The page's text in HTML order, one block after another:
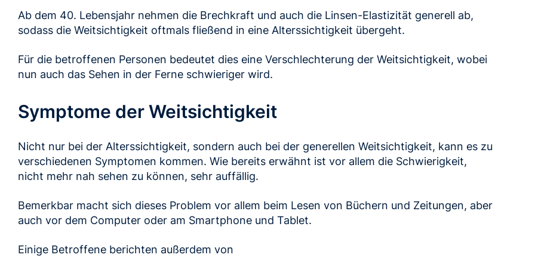
Ab dem 40. Lebensjahr nehmen die Brechkraft und auch die Linsen-Elastizität generell ab,
sodass die Weitsichtigkeit oftmals fließend in eine Alterssichtigkeit übergeht.
Für die betroffenen Personen bedeutet dies eine Verschlechterung der Weitsichtigkeit, wobei
nun auch das Sehen in der Ferne schwieriger wird.
Symptome der Weitsichtigkeit
Nicht nur bei der Alterssichtigkeit, sondern auch bei der generellen Weitsichtigkeit, kann es zu
verschiedenen Symptomen kommen. Wie bereits erwähnt ist vor allem die Schwierigkeit,
nicht mehr nah sehen zu können, sehr auffällig.
Bemerkbar macht sich dieses Problem vor allem beim Lesen von Büchern und Zeitungen, aber
auch vor dem Computer oder am Smartphone und Tablet.
Einige Betroffene berichten außerdem von